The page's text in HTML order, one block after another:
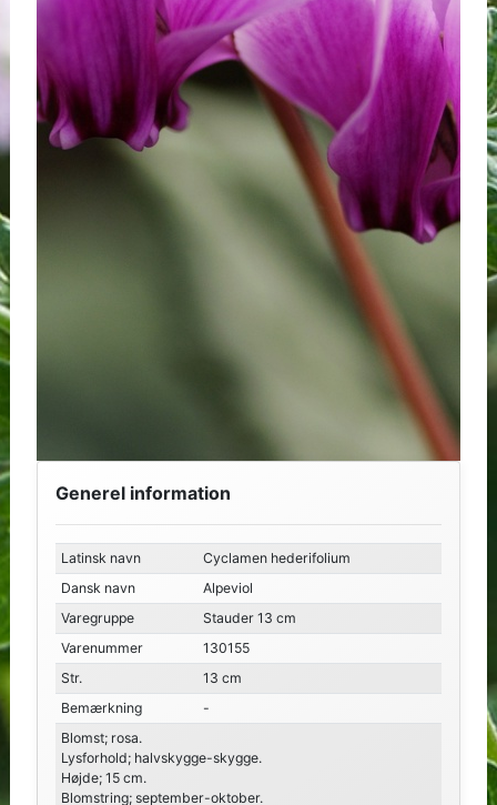
Generel information
Latinsk navn
Cyclamen hederifolium
Dansk navn
Alpeviol
Varegruppe
Stauder 13 cm
Varenummer
130155
Str.
13 cm
Bemærkning
-
Blomst; rosa.
Lysforhold; halvskygge-skygge.
Højde; 15 cm.
Blomstring; september-oktober.